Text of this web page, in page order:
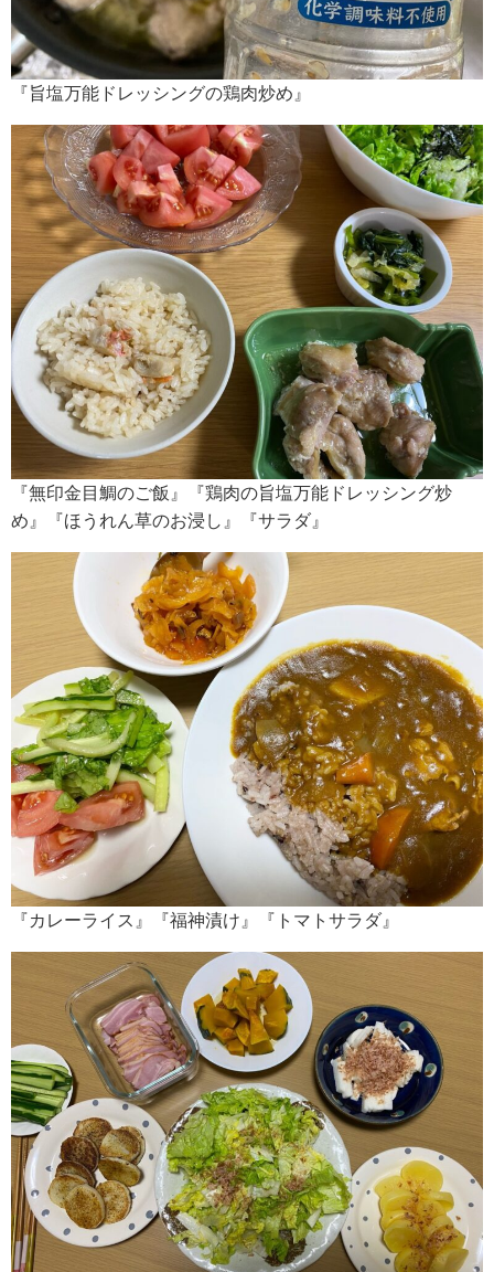
『旨塩万能ドレッシングの鶏肉炒め』
『無印金目鯛のご飯』『鶏肉の旨塩万能ドレッシング炒
め』『ほうれん草のお浸し』『サラダ』
『カレーライス』『福神漬け』『トマトサラダ』